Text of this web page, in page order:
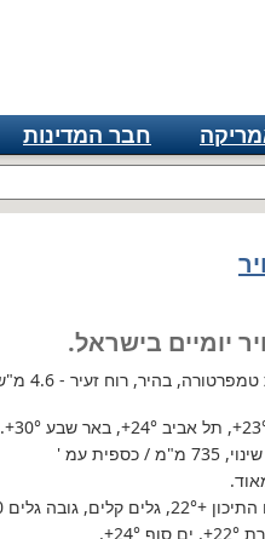
חבר המדינות
יומיים בישראל.
בהיר, רוח זעיר - 4.6 מ"ש.
, תל אביב +24°, באר שבע +30°
.
עמ '
+22°
, גלים קלים, גובה גלים 70-110 ס"מ
+22°, ים סוף +24°
,